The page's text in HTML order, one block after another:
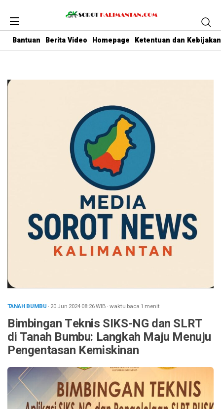
Bantuan Berita Video Homepage Ketentuan dan
TANAH BUMBU · 20 Jun 202408:26WIB ·waktu baca 1 menit
Bimbingan Teknis SIKS-NG dan SLRT
di Tanah Bumbu: Langkah Maju Menuju
Pengentasan Kemiskinan